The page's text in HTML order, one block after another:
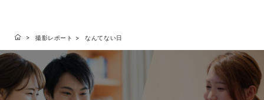
撮影レポート なんてない日